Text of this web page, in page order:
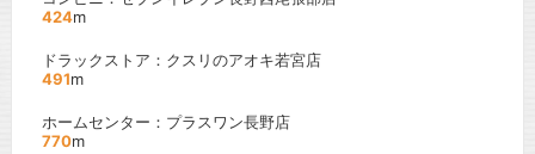
424m
ドラックストア：クスリのアオキ若宮店
491m
ホームセンター：プラスワン長野店
770m